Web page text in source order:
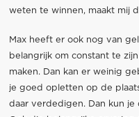
weten te winnen, maakt mij
Max heeft er ook nog van
belangrijk om constant te
maken. Dan kan er weinig
je goed opletten op de
daar verdedigen. Dan kun